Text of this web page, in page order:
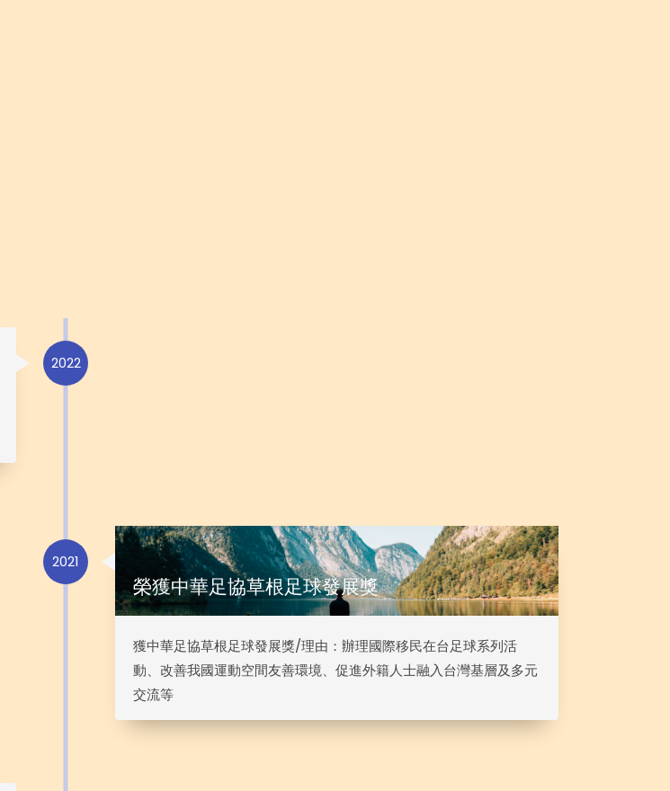
2022
2021
榮獲中華足協草根足球發展獎
獲中華足協草根足球發展獎/理由：辦理國際移民在台足球系列活
動、改善我國運動空間友善環境、促進外籍人士融入台灣基層及多元
交流等